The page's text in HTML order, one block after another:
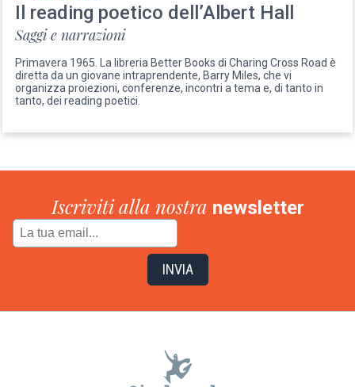
Il reading poetico dell’Albert Hall
Saggi e narrazioni
Primavera 1965. La libreria Better Books di Charing Cross Road è
diretta da un giovane intraprendente, Barry Miles, che vi
organizza proiezioni, conferenze, incontri a tema e, di tanto in
tanto, dei reading poetici.
Iscriviti alla nostra newsletter